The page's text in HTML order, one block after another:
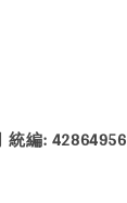
統編: 42864956